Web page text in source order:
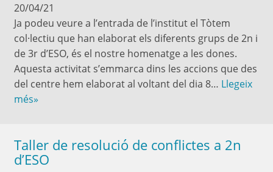
20/04/21
Ja podeu veure a l’entrada de l’institut el Tòtem
col·lectiu que han elaborat els diferents grups de 2n i
de 3r d’ESO, és el nostre homenatge a les dones.
Aquesta activitat s’emmarca dins les accions que des
del centre hem elaborat al voltant del dia 8… Llegeix
més»
Taller de resolució de conflictes a 2n
d’ESO